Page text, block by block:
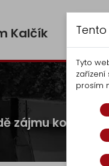
Kalčík
zájmu
Tyto
prosím